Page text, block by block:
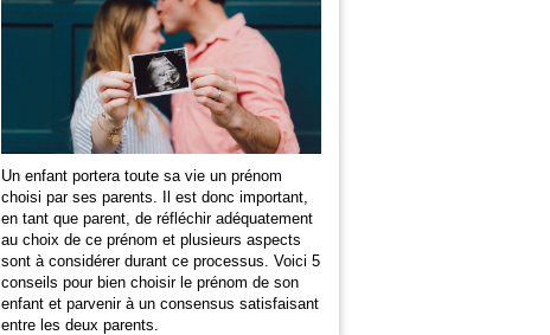
Un enfant portera toute sa vie un prénom
choisi par ses parents. Il est donc important,
en tant que parent, de réfléchir adéquatement
au choix de ce prénom et plusieurs aspects
sont à considérer durant ce processus. Voici 5
conseils pour bien choisir le prénom de son
enfant et parvenir à un consensus satisfaisant
entre les deux parents.